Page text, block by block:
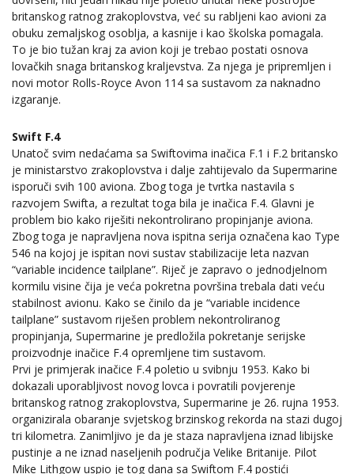
britanskog ratnog zrakoplovstva, već su rabljeni kao avioni za
obuku zemaljskog osoblja, a kasnije i kao školska pomagala.
To je bio tužan kraj za avion koji je trebao postati osnova
lovačkih snaga britanskog kraljevstva. Za njega je pripremljen i
novi motor Rolls-Royce Avon 114 sa sustavom za naknadno
izgaranje.
Swift F.4
Unatoč svim nedaćama sa Swiftovima inačica F.1 i F.2 britansko
je ministarstvo zrakoplovstva i dalje zahtijevalo da Supermarine
isporuči svih 100 aviona. Zbog toga je tvrtka nastavila s
razvojem Swifta, a rezultat toga bila je inačica F.4. Glavni je
problem bio kako riješiti nekontrolirano propinjanje aviona.
Zbog toga je napravljena nova ispitna serija označena kao Type
546 na kojoj je ispitan novi sustav stabilizacije leta nazvan
“variable incidence tailplane”. Riječ je zapravo o jednodjelnom
kormilu visine čija je veća pokretna površina trebala dati veću
stabilnost avionu. Kako se činilo da je “variable incidence
tailplane” sustavom riješen problem nekontroliranog
propinjanja, Supermarine je predložila pokretanje serijske
proizvodnje inačice F.4 opremljene tim sustavom.
Prvi je primjerak inačice F.4 poletio u svibnju 1953. Kako bi
dokazali uporabljivost novog lovca i povratili povjerenje
britanskog ratnog zrakoplovstva, Supermarine je 26. rujna 1953.
organizirala obaranje svjetskog brzinskog rekorda na stazi dugoj
tri kilometra. Zanimljivo je da je staza napravljena iznad libijske
pustinje a ne iznad naseljenih područja Velike Britanije. Pilot
Mike Lithgow uspio je tog dana sa Swiftom F.4 postići